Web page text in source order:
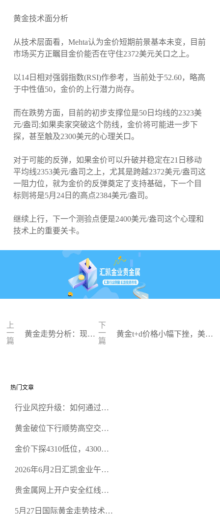
黄金技术面分析
从技术层面看，Mehta认为金价短期前景基本未变，目前
市场买方正瞩目金价能否在守住2372美元关口之上。
以14日相对强弱指数(RSI)作参考，当前处于52.60，略高
于中性值50，金价的上行潜力尚存。
而在跌势方面，目前的初步支撑位是50日均线的2323美
元/盎司;如果卖家突破这个防线，金价将可能进一步下
探，甚至触及2300美元的心理关口。
对于可能的反弹，如果金价可以升破并稳定在21日移动
平均线2353美元/盎司之上，尤其是跨越2372美元/盎司这
一阻力位，就为金价的反弹奠定了支持基础，下一个目
标则将是5月24日的高点2384美元/盎司。
继续上行，下一个测验点便是2400美元/盎司这个心理和
技术上的重要关卡。
上
一
篇
黄金走势分析：现货
下
一
篇
黄金t+d价格小幅下挫，美联
热门文章
行业风控升级：如何通过正
规黄金开户交易平台？
黄金破位下行顺势高空交易
金价下探4310低位，4300关
2026年6月2日汇凯金业午盘
空头清算算法如何布防？
贵金属网上开户安全红线：
5月27日国际黄金走势技术盘